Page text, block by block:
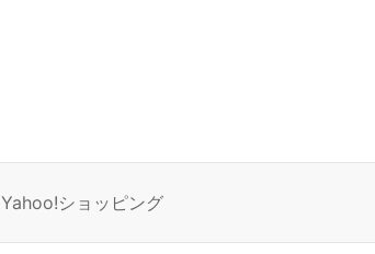
Yahoo!ショッピング